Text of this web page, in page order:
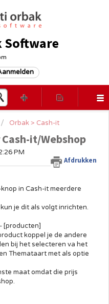
Software
Orbak > Cash-it
it/Webshop
Afdrukken
PM
in Cash-it meerdere
je dit als volgt inrichten.
[producten]
koppel je de andere
bij het selecteren va het
Themataart met als optie
maat omdat die prijs